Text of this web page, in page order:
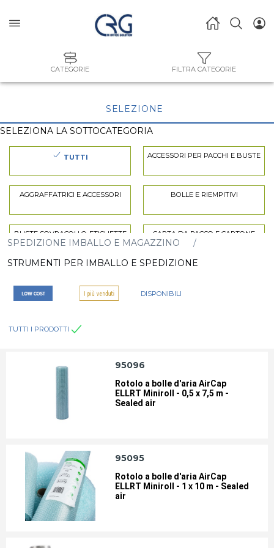
CATEGORIE FILTRA CATEGORIE
SELEZIONE
SELEZIONA LA SOTTOCATEGORIA
TUTTI ACCESSORI PER PACCHI E BUSTE
AGGRAFFATRICI E ACCESSORI BOLLE E RIEMPITIVI
BUSTE SOVRACOLLO-ETICHETTE
PRESTAMPATE
CARTA DA PACCO E CARTONE
ONDULATO
SCATOLE E TUBI PER
STAMPANTI TERMICHE E
SPEDIZIONE IMBALLO E MAGAZZINO
STRUMENTI PER IMBALLO E SPEDIZIONE
DISPONIBILI
TUTTI I PRODOTTI
95096
Rotolo a bolle d'aria AirCap
ELLRT Miniroll - 0,5 x 7,5 m -
Sealed air
95095
Rotolo a bolle d'aria AirCap
ELLRT Miniroll - 1 x 10 m - Sealed
air